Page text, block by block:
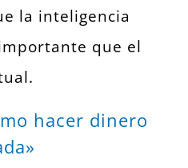
la inteligencia
que el
hacer dinero